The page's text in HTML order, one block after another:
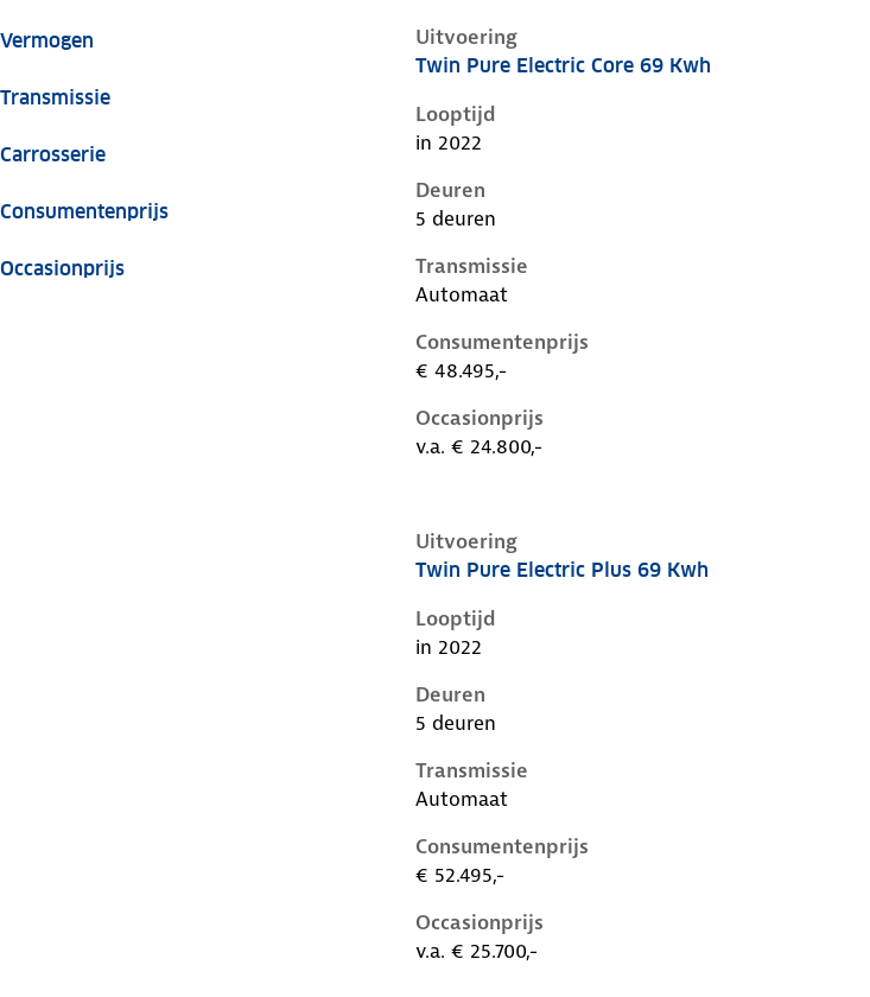
Vermogen
Transmissie
Carrosserie
Consumentenprijs
Occasionprijs
Uitvoering
Volvo C40 i, 69 kwh, 170 kW, Elektrisch, 5 deuren
Twin Pure Electric Core 69 Kwh
Looptijd
in 2022
Deuren
5 deuren
Transmissie
Automaat
Consumentenprijs
€ 48.495,-
Occasionprijs
v.a. € 24.800,-
Uitvoering
Volvo C40 i, 69 kwh, 170 kW, Elektrisch, 5 deuren
Twin Pure Electric Plus 69 Kwh
Looptijd
in 2022
Deuren
5 deuren
Transmissie
Automaat
Consumentenprijs
€ 52.495,-
Occasionprijs
v.a. € 25.700,-